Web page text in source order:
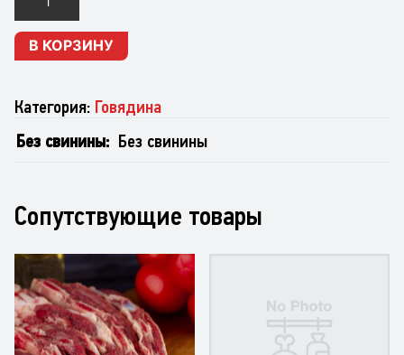
Язык
В КОРЗИНУ
Категория: Говядина
Без свинины
Без свинины
Сопутствующие товары